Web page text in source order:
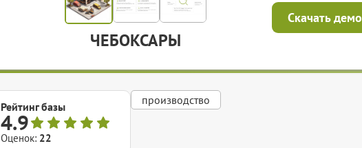
ЧЕБОКСАРЫ
Скачать демо
Рейтинг базы
4.9
Оценок: 22
производство